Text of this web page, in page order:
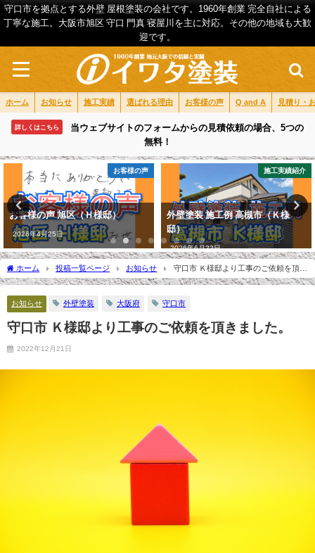
守口市を拠点とする外壁 屋根塗装の会社です。1960年創業 完全自社による
丁寧な施工。大阪市旭区 守口 門真 寝屋川を主に対応。その他の地域も大歓
迎です。
ホーム お知らせ 施工実績 選ばれる理由 お客様の声 Q and A 見積り・
詳しくはこちら
当ウェブサイトのフォームからの見積依頼の場合、5つの
無料！
お客様の声
お客様の声 旭区（Ｈ様邸）
2026年4月25日
施工実績紹介
外壁塗装 施工例 高槻市（Ｋ様
邸）
2026年6月22日
ホーム 投稿一覧ページ お知らせ
守口市 Ｋ様邸より工事のご依頼を頂き
ました。
お知らせ 外壁塗装 大阪府 守口市
守口市 Ｋ様邸より工事のご依頼を頂きました。
2022年12月21日